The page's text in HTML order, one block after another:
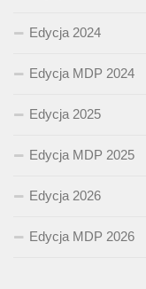
Edycja 2024
Edycja MDP 2024
Edycja 2025
Edycja MDP 2025
Edycja 2026
Edycja MDP 2026